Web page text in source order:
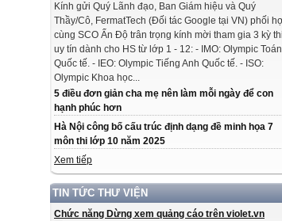
Kính gửi Quý Lãnh đạo, Ban Giám hiệu và Quý
Thầy/Cô, FermatTech (Đối tác Google tại VN) phối
cùng SCO Ấn Độ trân trọng kính mời tham gia 3 kỳ thi
uy tín dành cho HS từ lớp 1 - 12: - IMO: Olympic Toán
Quốc tế. - IEO: Olympic Tiếng Anh Quốc tế. - ISO:
Olympic Khoa học...
5 điều đơn giản cha mẹ nên làm mỗi ngày để con
hạnh phúc hơn
Hà Nội công bố cấu trúc định dạng đề minh họa 7
môn thi lớp 10 năm 2025
Xem tiếp
TIN TỨC THƯ VIỆN
Chức năng Dừng xem quảng cáo trên violet.vn